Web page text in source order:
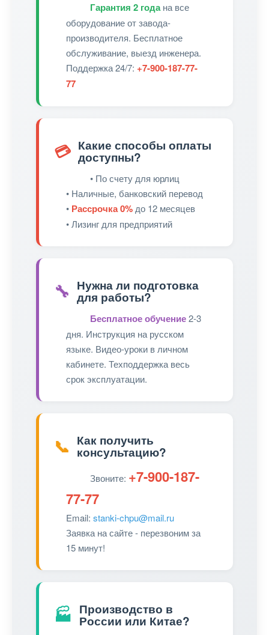
Гарантия 2 годана все
оборудование от завода-
производителя. Бесплатное
обслуживание, выезд инженера.
Поддержка 24/7: +7-900-187-77-
77
💳 Какие способы оплаты
доступны?
• По счету для юрлиц
• Наличные, банковский перевод
• Рассрочка 0% до 12 месяцев
• Лизинг для предприятий
🔧 Нужна ли подготовка
для работы?
Бесплатное обучение2-3
дня. Инструкция на русском
языке. Видео-уроки в личном
кабинете. Техподдержка весь
срок эксплуатации.
📞 Как получить
консультацию?
Звоните: +7-900-187-
77-77
Email: stanki-chpu@mail.ru
Заявка на сайте - перезвоним за
15 минут!
🏭 Производство в
России или Китае?